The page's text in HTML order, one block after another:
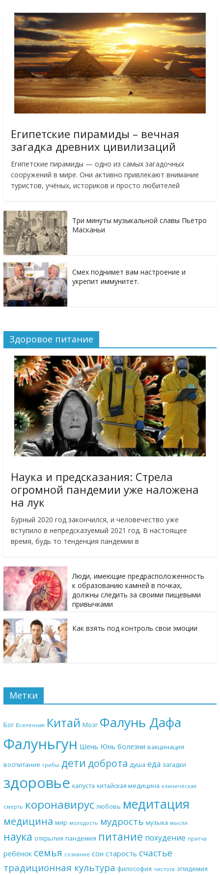
Египетские пирамиды – вечная
загадка древних цивилизаций
Египетские пирамиды — одно из самых загадочных
сооружений в мире. Они активно привлекают внимание
туристов, учёных, историков и просто любителей
Три минуты музыкальной славы Пьетро
Масканьи
Смех поднимет вам настроение и
укрепит иммунитет.
Здоровое питание
Наука и предсказания: Стрела
огромной пандемии уже наложена
на лук
Бурный 2020 год закончился, и человечество уже
вступило в непредсказуемый 2021 год. В настоящее
время, будь то тенденция пандемии в
Люди, имеющие предрасположенность
к образованию камней в почках,
должны следить за своими пищевыми
привычками
Как взять под контроль свои эмоции
Метки
Бог Вселенная Китай Мозг Фалунь Дафа
Фалуньгун Шень Юнь болезни вакцинация
воспитание грибы дети доброта душа еда загадки
здоровье капуста китайская медицина клиническая
смерть коронавирус любовь медитация
медицина мир молодость мудрость музыка мысли
наука открытия пандемия питание похудение притча
ребёнок семья сознание сон старость счастье
традиционная культура философия чистота эпидемия